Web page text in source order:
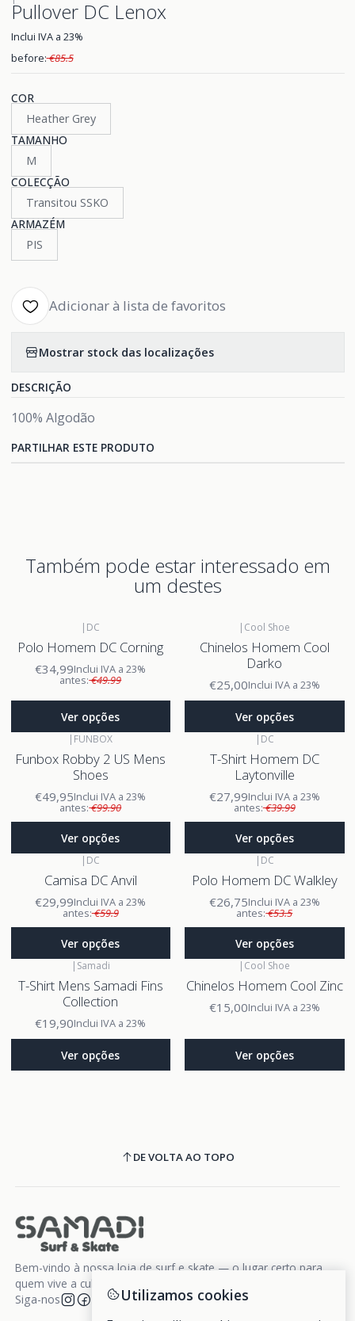
Pullover DC Lenox
Inclui IVA a 23%
before:€85.5
COR
Heather Grey
TAMANHO
M
COLECÇÃO
Transitou SSKO
ARMAZÉM
PIS
Adicionar à lista de favoritos
Mostrar stock das localizações
DESCRIÇÃO
100% Algodão
PARTILHAR ESTE PRODUTO
Também pode estar interessado em
um destes
| DC
Polo Homem DC Corning
€34,99Inclui IVA a 23%
antes:€49.99
Ver opções
| Cool Shoe
Chinelos Homem Cool
Darko
€25,00Inclui IVA a 23%
Ver opções
| FUNBOX
Funbox Robby 2 US Mens
Shoes
€49,95Inclui IVA a 23%
antes:€99.90
Ver opções
| DC
T-Shirt Homem DC
Laytonville
€27,99Inclui IVA a 23%
antes:€39.99
Ver opções
| DC
Camisa DC Anvil
€29,99Inclui IVA a 23%
antes:€59.9
Ver opções
| DC
Polo Homem DC Walkley
€26,75Inclui IVA a 23%
antes:€53.5
Ver opções
| Samadi
T-Shirt Mens Samadi Fins
Collection
€19,90Inclui IVA a 23%
Ver opções
| Cool Shoe
Chinelos Homem Cool Zinc
€15,00Inclui IVA a 23%
Ver opções
DE VOLTA AO TOPO
Bem-vindo à nossa loja de surf e skate — o lugar certo para
quem vive a cultura da liberdade sobre rodas e ondas.
Siga-nos
Utilizamos cookies